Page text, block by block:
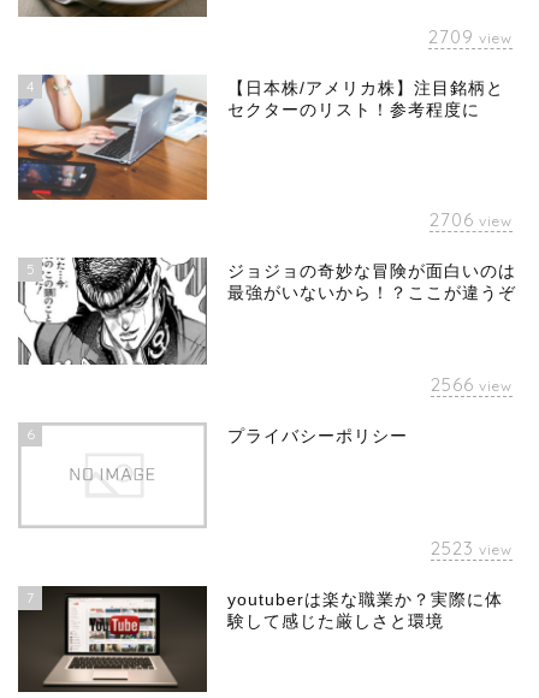
2709 view
4
【日本株/アメリカ株】注目銘柄と
セクターのリスト！参考程度に
2706 view
5
ジョジョの奇妙な冒険が面白いのは
最強がいないから！？ここが違うぞ
2566 view
6 プライバシーポリシー
2523 view
7
youtuberは楽な職業か？実際に体
験して感じた厳しさと環境